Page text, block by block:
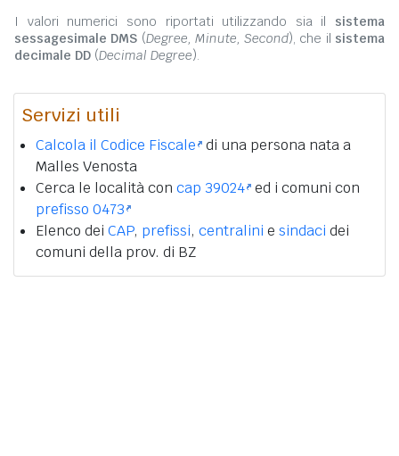
I valori numerici sono riportati utilizzando sia il sistema
sessagesimale DMS (Degree, Minute, Second), che il sistema
decimale DD (Decimal Degree).
Servizi utili
Calcola il Codice Fiscale di una persona nata a
Malles Venosta
Cerca le località con cap 39024 ed i comuni con
prefisso 0473
Elenco dei CAP, prefissi, centralini e sindaci dei
comuni della prov. di BZ